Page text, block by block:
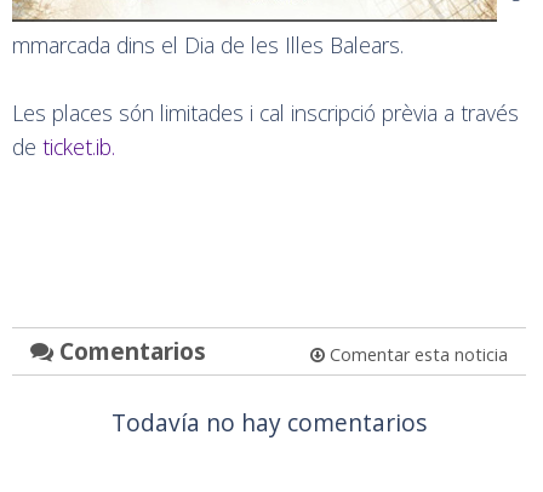
mmarcada dins el Dia de les Illes Balears.
Les places són limitades i cal inscripció prèvia a través
de ticket.ib.
Comentarios Comentar esta noticia
Todavía no hay comentarios